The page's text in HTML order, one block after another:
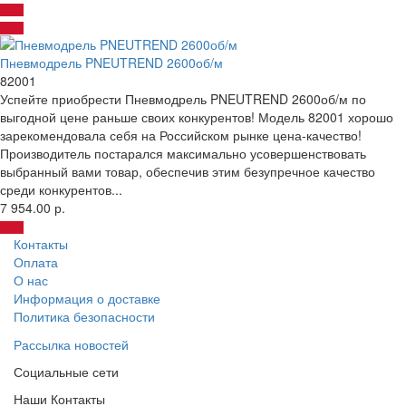
Пневмодрель PNEUTREND 2600об/м
82001
Успейте приобрести Пневмодрель PNEUTREND 2600об/м по
выгодной цене раньше своих конкурентов! Модель 82001 хорошо
зарекомендовала себя на Российском рынке цена-качество!
Производитель постарался максимально усовершенствовать
выбранный вами товар, обеспечив этим безупречное качество
среди конкурентов...
7 954.00 р.
Контакты
Оплата
О нас
Информация о доставке
Политика безопасности
Рассылка новостей
Социальные сети
Наши Контакты